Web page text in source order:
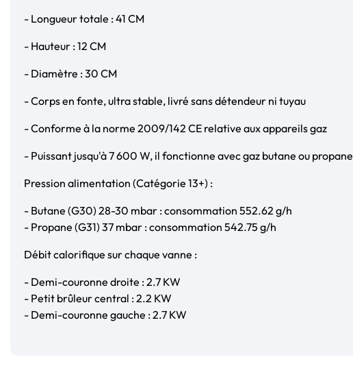
- Longueur totale : 41 CM
- Hauteur : 12 CM
- Diamètre : 30 CM
- Corps en fonte, ultra stable, livré sans détendeur ni tuyau
- Conforme à la norme 2009/142 CE relative aux appareils gaz
- Puissant jusqu'à 7 600 W, il fonctionne avec gaz butane ou propane
Pression alimentation (Catégorie 13+) :
- Butane (G30) 28-30 mbar : consommation 552.62 g/h
- Propane (G31) 37 mbar : consommation 542.75 g/h
Débit calorifique sur chaque vanne :
- Demi-couronne droite : 2.7 KW
- Petit brûleur central : 2.2 KW
- Demi-couronne gauche : 2.7 KW